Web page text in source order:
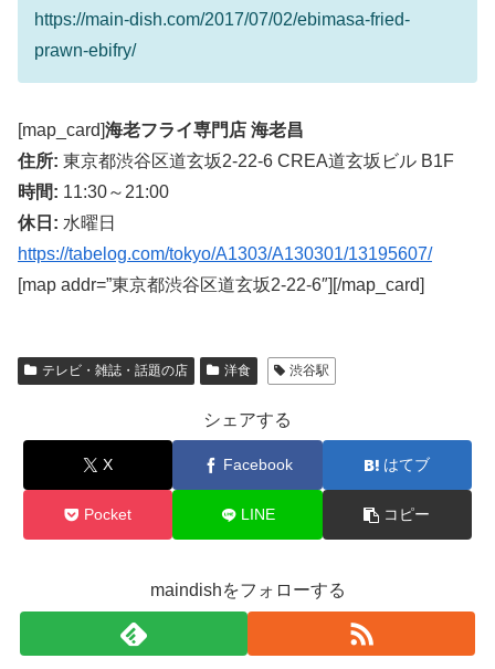
https://main-dish.com/2017/07/02/ebimasa-fried-
prawn-ebifry/
[map_card]海老フライ専門店 海老昌
住所: 東京都渋谷区道玄坂2-22-6 CREA道玄坂ビル B1F
時間: 11:30～21:00
休日: 水曜日
https://tabelog.com/tokyo/A1303/A130301/13195607/
[map addr=”東京都渋谷区道玄坂2-22-6″][/map_card]
テレビ・雑誌・話題の店 洋食 渋谷駅
シェアする
X Facebook はてブ
Pocket LINE コピー
maindishをフォローする